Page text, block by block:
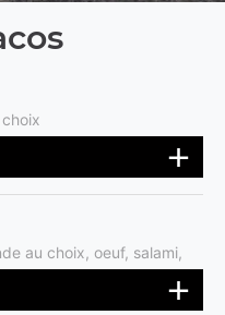
au choix, oeuf, salami,